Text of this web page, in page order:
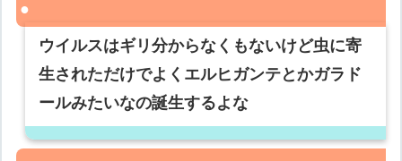
ウイルスはギリ分からなくもないけど虫に寄
生されただけでよくエルヒガンテとかガラド
ールみたいなの誕生するよな